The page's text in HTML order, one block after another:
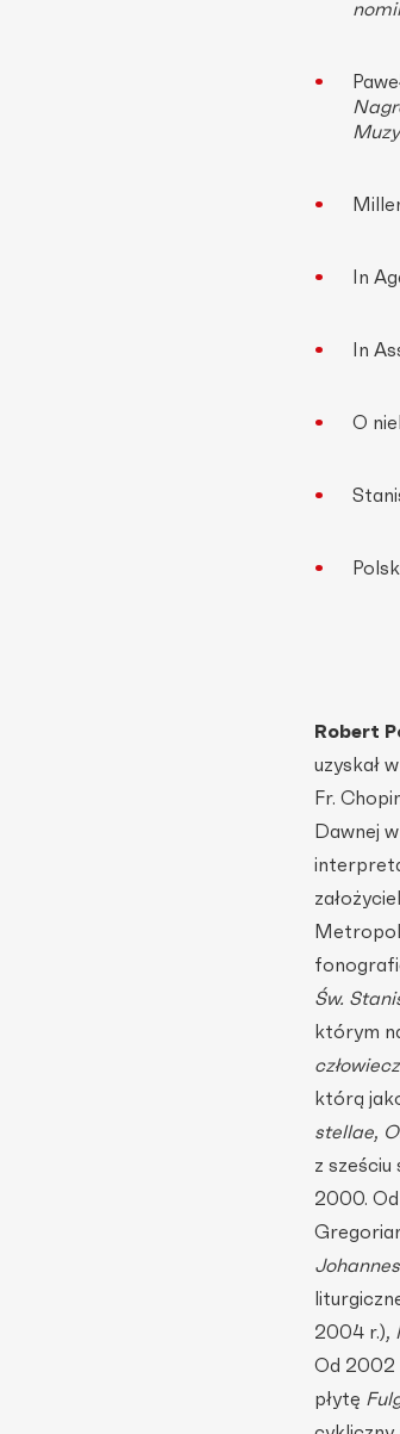
In
In
O
Robert
uzyskał
Fr.
Dawnej
Św.
którym
którą
stellae,
z
2000.
2004 r.),
Od 2002
płytę